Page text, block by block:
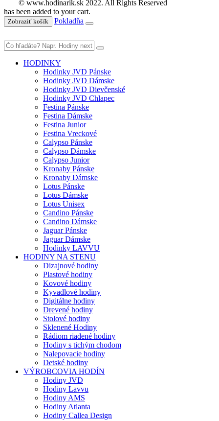
© www.hodinarik.sk 2022. All Rights Reserved
has been added to your cart.
Zobraziť košík Pokladňa
HODINKY
Hodinky JVD Pánske
Hodinky JVD Dámske
Hodinky JVD Dievčenské
Hodinky JVD Chlapec
Festina Pánske
Festina Dámske
Festina Junior
Festina Vreckové
Calypso Pánske
Calypso Dámske
Calypso Junior
Kronaby Pánske
Kronaby Dámske
Lotus Pánske
Lotus Dámske
Lotus Unisex
Candino Pánske
Candino Dámske
Jaguar Pánske
Jaguar Dámske
Hodinky LAVVU
HODINY NA STENU
Dizajnové hodiny
Plastové hodiny
Kovové hodiny
Kyvadlové hodiny
Digitálne hodiny
Drevené hodiny
Stolové hodiny
Sklenené Hodiny
Rádiom riadené hodiny
Hodiny s tichým chodom
Nalepovacie hodiny
Detské hodiny
VÝROBCOVIA HODÍN
Hodiny JVD
Hodiny Lavvu
Hodiny AMS
Hodiny Atlanta
Hodiny Callea Design